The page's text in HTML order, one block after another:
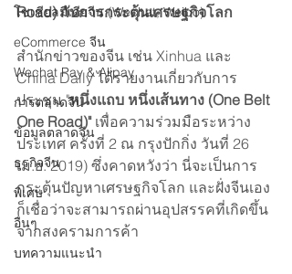
โซเชียลมีเดียจีน (Wechat, Weibo)
eCommerce จีน
Wechat Pay & Alipay
การตลาดจีน
ข้อมูลตลาดจีน
ธุรกิจจีน
พิเศษ
อื่นๆ
บทความแนะนำ
Road) กับการกระตุ้นเศรษฐกิจโลก
สำนักข่าวของจีน เช่น Xinhua และ
China Daily ได้รายงานเกี่ยวกับการ
ประชุม "หนึ่งแถบ หนึ่งเส้นทาง (One Belt
One Road)" เพื่อความร่วมมือระหว่าง
ประเทศ ครั้งที่ 2 ณ กรุงปักกิ่ง วันที่ 26
เม.ย. 2019) ซึ่งคาดหวังว่า นี่จะเป็นการ
กระตุ้นปัญหาเศรษฐกิจโลก และฝั่งจีนเอง
ก็เชื่อว่าจะสามารถผ่านอุปสรรคที่เกิดขึ้น
จากสงครามการค้า